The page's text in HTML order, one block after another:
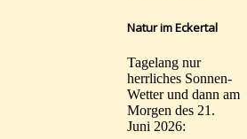
Natur im Eckertal
Tagelang nur
herrliches Sonnen-
Wetter und dann am
Morgen des 21.
Juni 2026: